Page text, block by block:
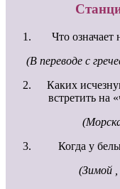
Что
(В переводе с
Каких
встретить на
Когда у
(Зимой ,